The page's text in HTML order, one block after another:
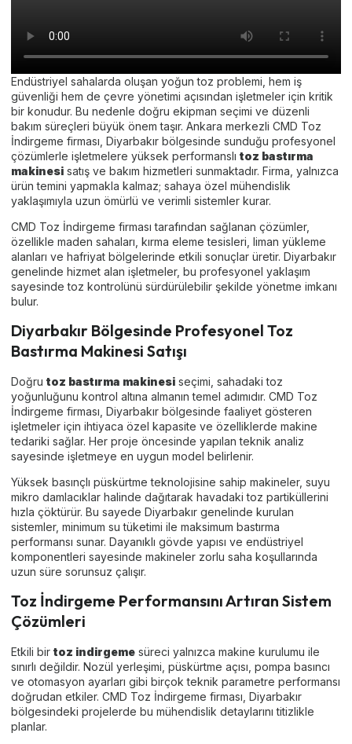
Endüstriyel sahalarda oluşan yoğun toz problemi, hem iş
güvenliği hem de çevre yönetimi açısından işletmeler için kritik
bir konudur. Bu nedenle doğru ekipman seçimi ve düzenli
bakım süreçleri büyük önem taşır. Ankara merkezli CMD Toz
İndirgeme firması, Diyarbakır bölgesinde sunduğu profesyonel
çözümlerle işletmelere yüksek performanslı toz bastırma
makinesi satış ve bakım hizmetleri sunmaktadır. Firma, yalnızca
ürün temini yapmakla kalmaz; sahaya özel mühendislik
yaklaşımıyla uzun ömürlü ve verimli sistemler kurar.
CMD Toz İndirgeme firması tarafından sağlanan çözümler,
özellikle maden sahaları, kırma eleme tesisleri, liman yükleme
alanları ve hafriyat bölgelerinde etkili sonuçlar üretir. Diyarbakır
genelinde hizmet alan işletmeler, bu profesyonel yaklaşım
sayesinde toz kontrolünü sürdürülebilir şekilde yönetme imkanı
bulur.
Diyarbakır Bölgesinde Profesyonel Toz
Bastırma Makinesi Satışı
Doğru toz bastırma makinesi seçimi, sahadaki toz
yoğunluğunu kontrol altına almanın temel adımıdır. CMD Toz
İndirgeme firması, Diyarbakır bölgesinde faaliyet gösteren
işletmeler için ihtiyaca özel kapasite ve özelliklerde makine
tedariki sağlar. Her proje öncesinde yapılan teknik analiz
sayesinde işletmeye en uygun model belirlenir.
Yüksek basınçlı püskürtme teknolojisine sahip makineler, suyu
mikro damlacıklar halinde dağıtarak havadaki toz partiküllerini
hızla çöktürür. Bu sayede Diyarbakır genelinde kurulan
sistemler, minimum su tüketimi ile maksimum bastırma
performansı sunar. Dayanıklı gövde yapısı ve endüstriyel
komponentleri sayesinde makineler zorlu saha koşullarında
uzun süre sorunsuz çalışır.
Toz İndirgeme Performansını Artıran Sistem
Çözümleri
Etkili bir toz indirgeme süreci yalnızca makine kurulumu ile
sınırlı değildir. Nozül yerleşimi, püskürtme açısı, pompa basıncı
ve otomasyon ayarları gibi birçok teknik parametre performansı
doğrudan etkiler. CMD Toz İndirgeme firması, Diyarbakır
bölgesindeki projelerde bu mühendislik detaylarını titizlikle
planlar.